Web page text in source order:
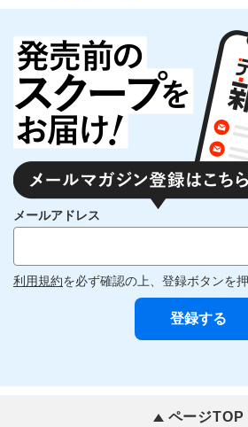
メールアドレス
利用規約を必ず確認の上、登録ボタンを
ページTOP